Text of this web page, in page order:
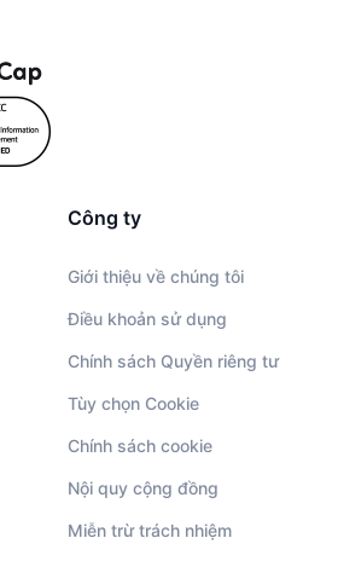
Công ty
Giới thiệu về chúng tôi
Điều khoản sử dụng
Chính sách Quyền riêng tư
Tùy chọn Cookie
Chính sách cookie
Nội quy cộng đồng
Miễn trừ trách nhiệm